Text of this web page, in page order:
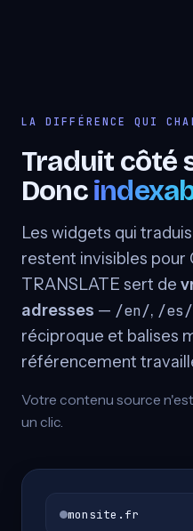
LA DIFFÉRENCE QUI
Traduit côté
Donc
Les widgets qui
restent invisibles pour
TRANSLATE sert de
adresses — /en/, /es/
réciproque et balises
référencement
Votre contenu source
un clic.
monsite.fr